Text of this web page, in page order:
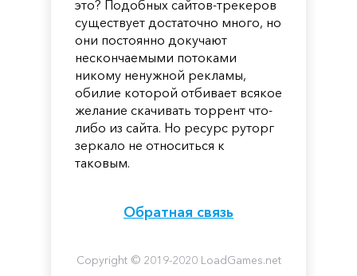
это? Подобных сайтов-трекеров
существует достаточно много, но
они постоянно докучают
нескончаемыми потоками
никому ненужной рекламы,
обилие которой отбивает всякое
желание скачивать торрент что-
либо из сайта. Но ресурс руторг
зеркало не относиться к
таковым.
Обратная связь
Copyright © 2019-2020 LoadGames.net